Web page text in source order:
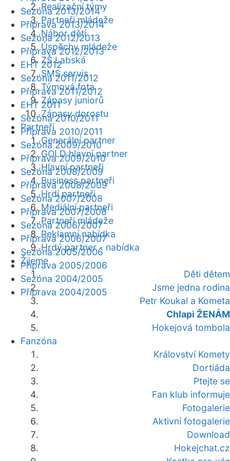
Realizační týmy
Partneři mládeže
Nábor dětí
Úspěchy mládeže
ZŠ Labská
SMS servis
Týmová fota
Zápasy juniorů
Zápasy dorostu
Partneři
Generální partner
GOLD hlavní partner
Hlavní partneři
Business partneři
Hrdí partneři
Mediální partneři
Partneři mládeže
Reklamní nabídka
Hrdý partner - nabídka
Žijeme
Děti dětem
Jsme jedna rodina
Petr Koukal a Kometa
Chlapi ŽENÁM
Hokejová tombola
Fanzóna
Království Komety
Dortiáda
Ptejte se
Fan klub informuje
Fotogalerie
Aktivní fotogalerie
Download
Hokejchat.cz
Sezóna 2013/2014
Příprava 2013/2014
Sezóna 2012/2013
Příprava 2012/2013
EHT 2012
Sezóna 2011/2012
Příprava 2011/2012
EHT 2011
Sezóna 2010/2011
Příprava 2010/2011
Sezóna 2009/2010
Příprava 2009/2010
Sezóna 2008/2009
Příprava 2008/2009
Sezóna 2007/2008
Příprava 2007/2008
Sezóna 2006/2007
Příprava 2006/2007
Sezóna 2005/2006
Příprava 2005/2006
Sezóna 2004/2005
Příprava 2004/2005